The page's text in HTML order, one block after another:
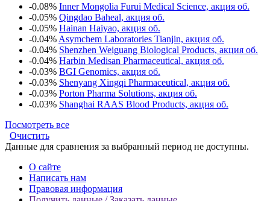
-0.08% Inner Mongolia Furui Medical Science, акция об.
-0.05% Qingdao Baheal, акция об.
-0.05% Hainan Haiyao, акция об.
-0.04% Asymchem Laboratories Tianjin, акция об.
-0.04% Shenzhen Weiguang Biological Products, акция об.
-0.04% Harbin Medisan Pharmaceutical, акция об.
-0.03% BGI Genomics, акция об.
-0.03% Shenyang Xingqi Pharmaceutical, акция об.
-0.03% Porton Pharma Solutions, акция об.
-0.03% Shanghai RAAS Blood Products, акция об.
Посмотреть все
Очистить
Данные для сравнения за выбранный период не доступны.
О сайте
Написать нам
Правовая информация